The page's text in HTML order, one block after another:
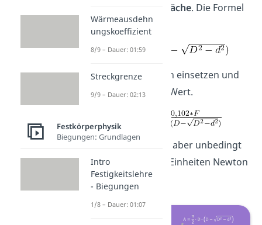
Eindringoberfläche. Die Formel
für sie lautet:
Nun kannst du A oben einsetzen und
erhältst deinen HBW Wert.
Achte beim Einsetzen aber unbedingt
auf die verwendeten Einheiten Newton
und Millimeter!
Wärmeausdehn
ungskoeffizient
8/9 – Dauer: 01:59
Streckgrenze
9/9 – Dauer: 02:13
Festkörperphysik
Biegungen: Grundlagen
Intro
Festigkeitslehre
- Biegungen
1/8 – Dauer: 01:07